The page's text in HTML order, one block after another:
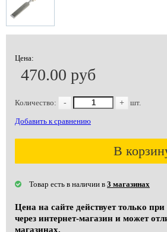
Цена:
470.00 руб
Количество: - + шт.
Добавить к сравнению
В
Товар есть в наличии в 3 магазинах
Цена на сайте действует только
через интернет-магазин и может
магазинах.